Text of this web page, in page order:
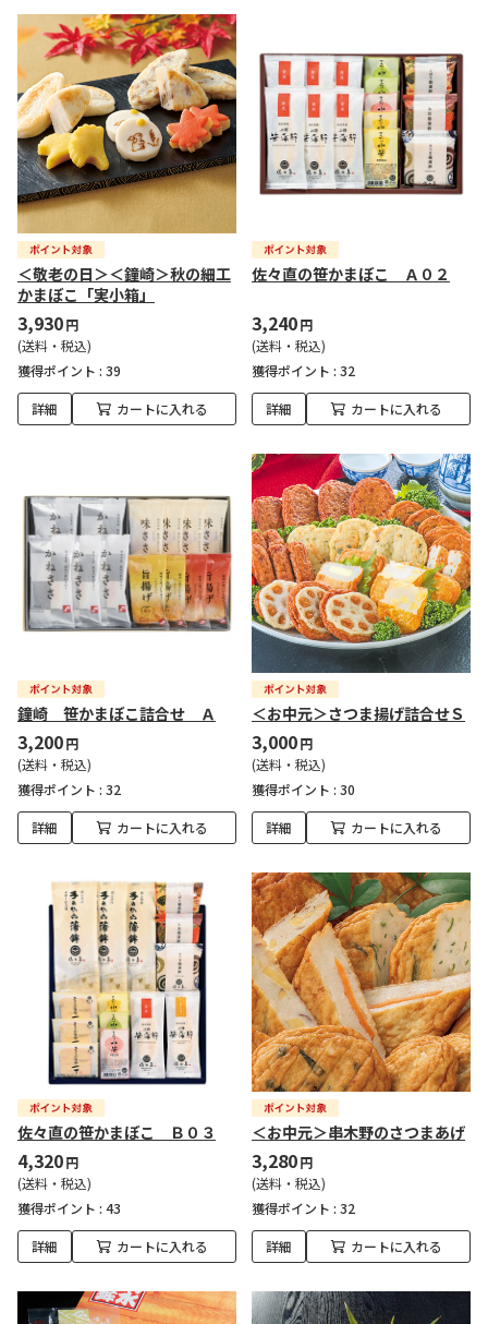
＜敬老の日＞＜鐘崎＞秋の細工
かまぼこ「実小箱」
3,930円
(送料・税込)
獲得ポイント : 39
詳細 カートに入れる
佐々直の笹かまぼこ Ａ０２
3,240円
(送料・税込)
獲得ポイント : 32
詳細 カートに入れる
鐘崎 笹かまぼこ詰合せ Ａ
3,200円
(送料・税込)
獲得ポイント : 32
詳細 カートに入れる
＜お中元＞さつま揚げ詰合せＳ
3,000円
(送料・税込)
獲得ポイント : 30
詳細 カートに入れる
佐々直の笹かまぼこ Ｂ０３
4,320円
(送料・税込)
獲得ポイント : 43
詳細 カートに入れる
＜お中元＞串木野のさつまあげ
3,280円
(送料・税込)
獲得ポイント : 32
詳細 カートに入れる